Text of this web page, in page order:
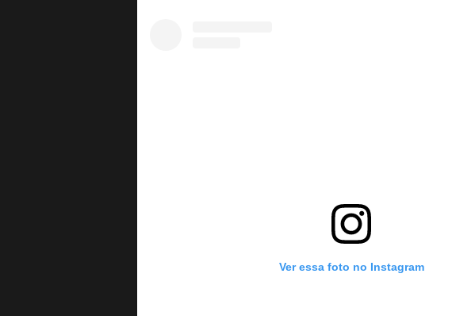
Ver essa foto no Instagram